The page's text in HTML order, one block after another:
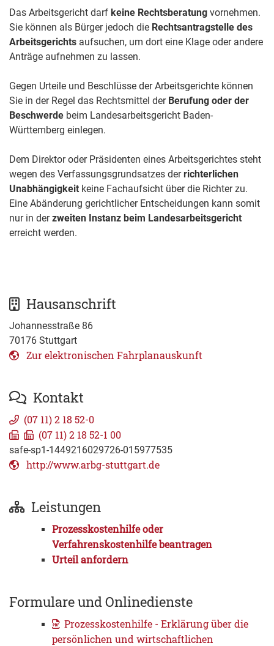
Das Arbeitsgericht darf keine Rechtsberatung vornehmen.
Sie können als Bürger jedoch die Rechtsantragstelle des
Arbeitsgerichts aufsuchen, um dort eine Klage oder andere
Anträge aufnehmen zu lassen.
Gegen Urteile und Beschlüsse der Arbeitsgerichte können
Sie in der Regel das Rechtsmittel der Berufung oder der
Beschwerde beim Landesarbeitsgericht Baden-
Württemberg einlegen.
Dem Direktor oder Präsidenten eines Arbeitsgerichtes steht
wegen des Verfassungsgrundsatzes derrichterlichen
Unabhängigkeit keine Fachaufsicht über die Richter zu.
Eine Abänderung gerichtlicher Entscheidungen kann somit
nur in derzweiten Instanz beim Landesarbeitsgericht
erreicht werden.
Hausanschrift
Johannesstraße 86
70176 Stuttgart
Zur elektronischen Fahrplanauskunft
Kontakt
(07 11) 2 18 52-0
(07 11) 2 18 52-1 00
safe-sp1-1449216029726-015977535
http://www.arbg-stuttgart.de
Leistungen
Prozesskostenhilfe oder
Verfahrenskostenhilfe beantragen
Urteil anfordern
Formulare und Onlinedienste
Prozesskostenhilfe - Erklärung über die
persönlichen und wirtschaftlichen